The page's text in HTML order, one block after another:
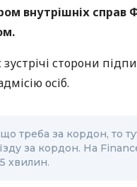
внутрішніх
зустрічі сторони
осіб.
треба за кордон, то
за кордон. На
хвилин.